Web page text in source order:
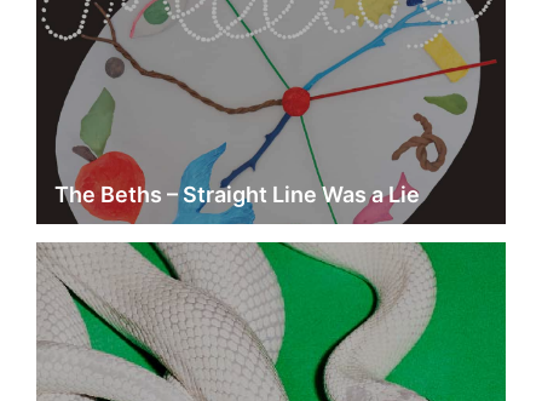
The Beths – Straight Line Was a Lie